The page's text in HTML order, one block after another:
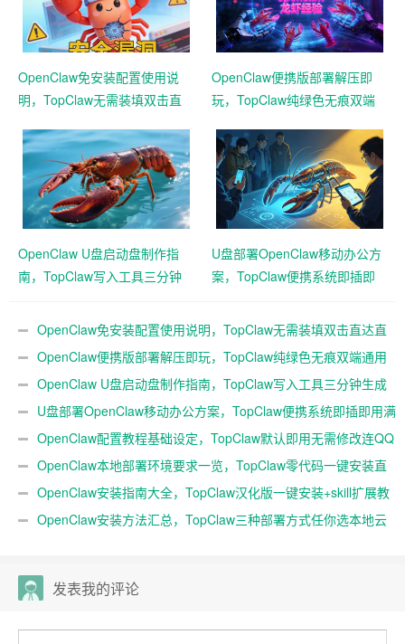
OpenClaw免安装配置使用说
明，TopClaw无需装填双击直
OpenClaw便携版部署解压即
玩，TopClaw纯绿色无痕双端
OpenClaw U盘启动盘制作指
南，TopClaw写入工具三分钟
U盘部署OpenClaw移动办公方
案，TopClaw便携系统即插即
OpenClaw免安装配置使用说明，TopClaw无需装填双击直达直
连飞书OpenClaw便携版部署解压即玩，TopClaw纯绿色无痕双端通用
免费满血
OpenClaw U盘启动盘制作指南，TopClaw写入工具三分钟生成
随身AIU盘部署OpenClaw移动办公方案，TopClaw便携系统即插即用满
血开箱OpenClaw配置教程基础设定，TopClaw默认即用无需修改连QQ
微信OpenClaw本地部署环境要求一览，TopClaw零代码一键安装直
连微信教程
OpenClaw安装指南大全，TopClaw汉化版一键安装+skill扩展教
程 OpenClaw安装方法汇总，TopClaw三种部署方式任你选本地云
发表我的评论